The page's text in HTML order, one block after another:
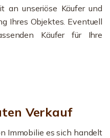
an unseriöse Käufer und
Ihres Objektes. Eventuell
Käufer für Ihre
Verkauf
Immobilie es sich handelt